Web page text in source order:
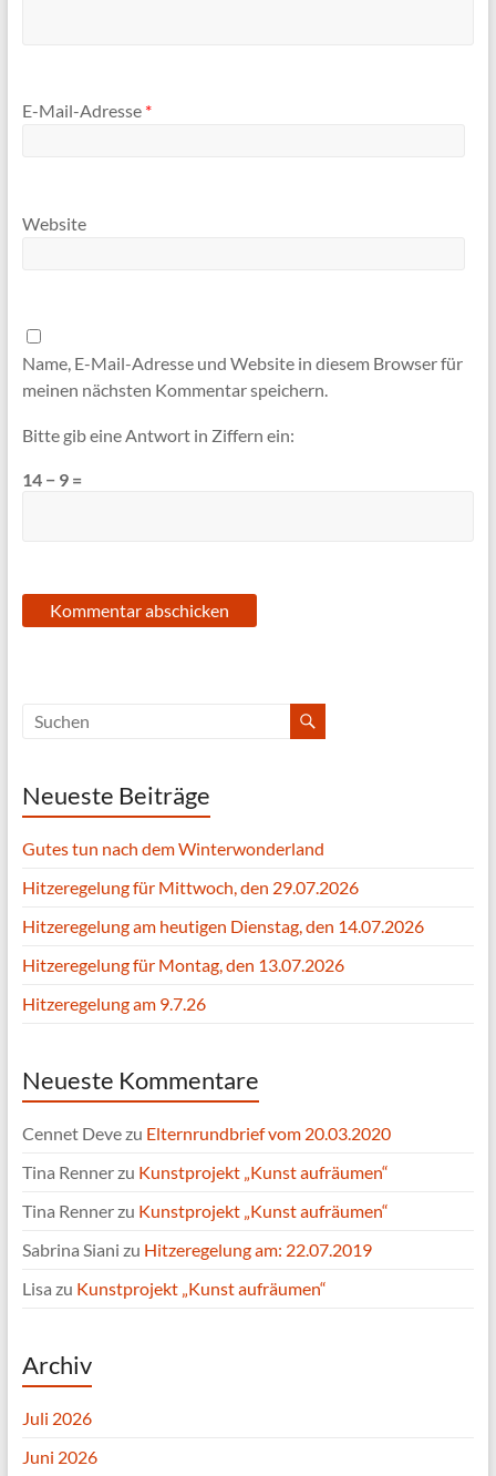
E-Mail-Adresse *
Website
Name, E-Mail-Adresse und Website in diesem Browser für
meinen nächsten Kommentar speichern.
Bitte gib eine Antwort in Ziffern ein:
14 − 9 =
Neueste Beiträge
Gutes tun nach dem Winterwonderland
Hitzeregelung für Mittwoch, den 29.07.2026
Hitzeregelung am heutigen Dienstag, den 14.07.2026
Hitzeregelung für Montag, den 13.07.2026
Hitzeregelung am 9.7.26
Neueste Kommentare
Cennet Devezu Elternrundbrief vom 20.03.2020
Tina Rennerzu Kunstprojekt „Kunst aufräumen“
Tina Rennerzu Kunstprojekt „Kunst aufräumen“
Sabrina Siani zu Hitzeregelung am: 22.07.2019
Lisa zu Kunstprojekt „Kunst aufräumen“
Archiv
Juli 2026
Juni 2026